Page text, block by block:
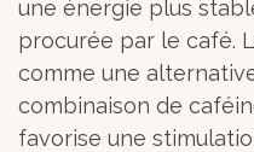
une énergie plus
procurée par le café.
comme une
combinaison de
favorise une